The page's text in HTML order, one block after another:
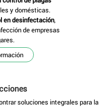
y domésticas.
en desinfectación,
de empresas
soluciones integrales para la